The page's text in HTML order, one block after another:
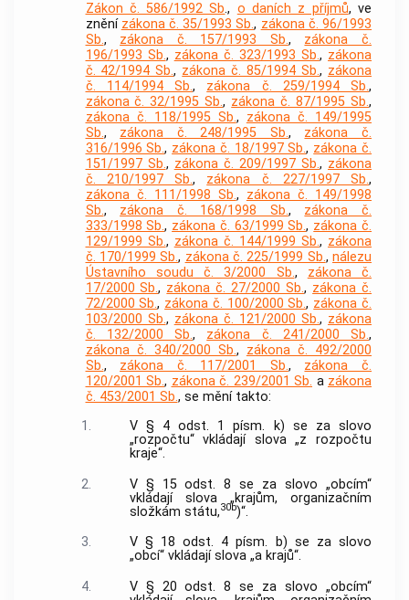
Zákon č. 586/1992 Sb., o daních z příjmů, ve
znění zákona č. 35/1993 Sb., zákona č. 96/1993
Sb., zákona č. 157/1993 Sb., zákona č.
196/1993 Sb., zákona č. 323/1993 Sb., zákona
č. 42/1994 Sb., zákona č. 85/1994 Sb., zákona
č. 114/1994 Sb., zákona č. 259/1994 Sb.,
zákona č. 32/1995 Sb., zákona č. 87/1995 Sb.,
zákona č. 118/1995 Sb., zákona č. 149/1995
Sb., zákona č. 248/1995 Sb., zákona č.
316/1996 Sb., zákona č. 18/1997 Sb., zákona č.
151/1997 Sb., zákona č. 209/1997 Sb., zákona
č. 210/1997 Sb., zákona č. 227/1997 Sb.,
zákona č. 111/1998 Sb., zákona č. 149/1998
Sb., zákona č. 168/1998 Sb., zákona č.
333/1998 Sb., zákona č. 63/1999 Sb., zákona č.
129/1999 Sb., zákona č. 144/1999 Sb., zákona
č. 170/1999 Sb., zákona č. 225/1999 Sb.,nálezu
Ústavního soudu č. 3/2000 Sb., zákona č.
17/2000 Sb., zákona č. 27/2000 Sb., zákona č.
72/2000 Sb., zákona č. 100/2000 Sb., zákona č.
103/2000 Sb., zákona č. 121/2000 Sb., zákona
č. 132/2000 Sb., zákona č. 241/2000 Sb.,
zákona č. 340/2000 Sb., zákona č. 492/2000
Sb., zákona č. 117/2001 Sb., zákona č.
120/2001 Sb., zákona č. 239/2001 Sb. a zákona
č. 453/2001 Sb., se mění takto:
1.
V § 4 odst. 1 písm. k) se za slovo
„rozpočtu“ vkládají slova „z rozpočtu
kraje“.
2.
V § 15 odst. 8 se za slovo „obcím“
vkládají slova „krajům, organizačním
složkám státu,30b)“.
3.
V § 18 odst. 4 písm. b) se za slovo
„obcí“ vkládají slova „a krajů“.
4.
V § 20 odst. 8 se za slovo „obcím“